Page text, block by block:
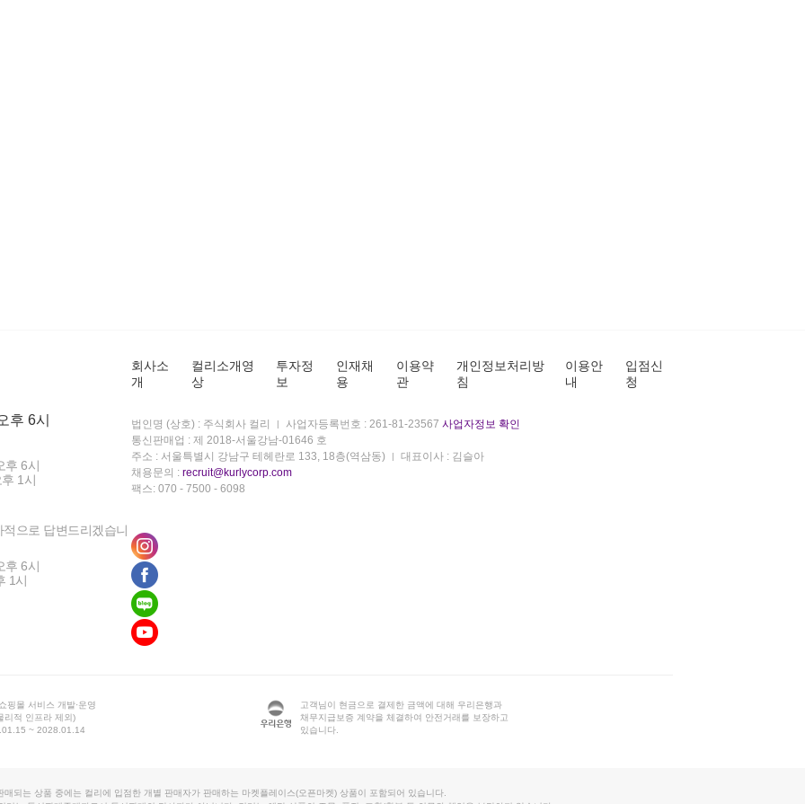
후 6시
후 6시
1시
으로 답변드리겠습니
후 6시
1시
회사소
개
컬리소개영
상
투자정
보
인재채
용
이용약
관
개인정보처리방
침
이용안
내
입점신
청
법인명 (상호) : 주식회사 컬리 사업자등록번호 : 261-81-23567 사업자정보 확인
통신판매업 : 제 2018-서울강남-01646 호
주소 : 서울특별시 강남구 테헤란로 133, 18층(역삼동)
대표이사 : 김슬아
채용문의 : recruit@kurlycorp.com
팩스: 070 - 7500 - 6098
핑몰 서비스 개발·운영
리적 인프라 제외)
~ 2028.01.14
고객님이 현금으로 결제한 금액에 대해 우리은행과
채무지급보증 계약을 체결하여 안전거래를 보장하고
있습니다.
매되는 상품 중에는 컬리에 입점한 개별 판매자가 판매하는 마켓플레이스(오픈마켓) 상품이 포함되어 있습니다.